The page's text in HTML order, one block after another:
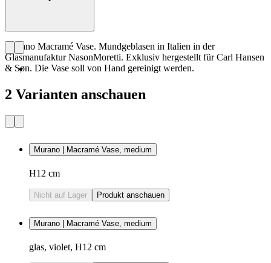
Murano Macramé Vase. Mundgeblasen in Italien in der
Glasmanufaktur NasonMoretti. Exklusiv hergestellt für Carl Hansen
& Søn. Die Vase soll von Hand gereinigt werden.
2 Varianten anschauen
Murano | Macramé Vase, medium
H12 cm
Nicht auf Lager Produkt anschauen
Murano | Macramé Vase, medium
glas, violet, H12 cm